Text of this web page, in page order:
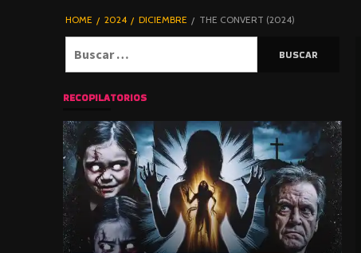
BLOGHORROR
⋆
HOME 2024 DICIEMBRE THE CONVERT (2024)
RECOPILATORIOS